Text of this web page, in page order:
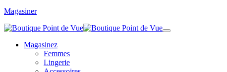
Magasiner
Magasinez
Femmes
Lingerie